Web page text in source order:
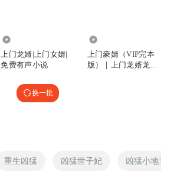
上门龙婿|上门女婿|
免费有声小说
上门豪婿（VIP完本
版）｜上门龙婿龙王
换一批
重生凶猛 凶猛世子妃 凶猛小地主